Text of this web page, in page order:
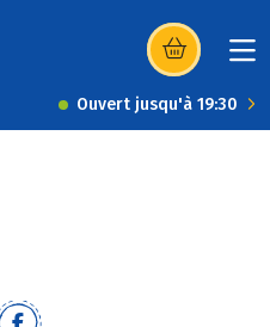
(s’ouvre dans
Ouvert jusqu'à 19:30